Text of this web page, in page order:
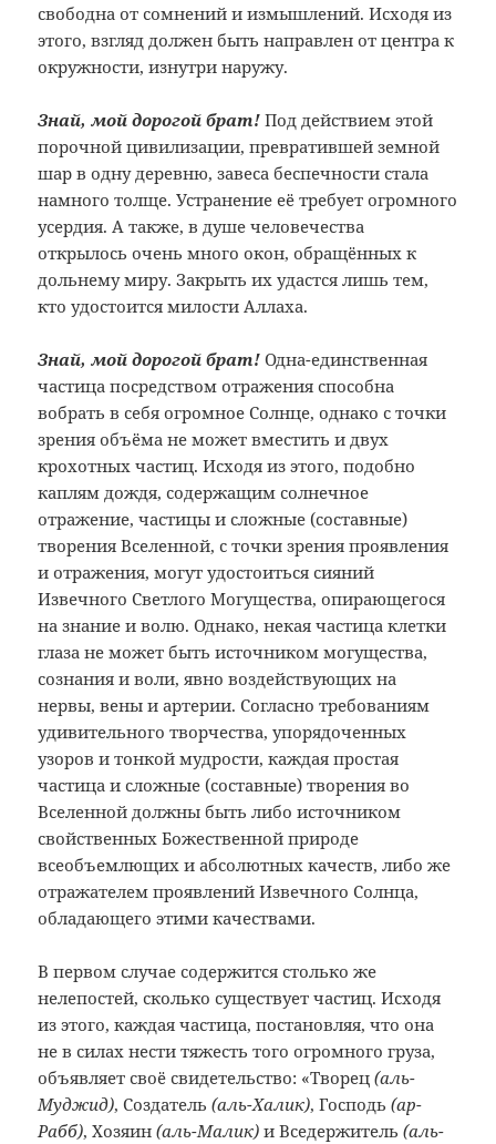
свободна от сомнений и измышлений. Исходя из
этого, взгляд должен быть направлен от центра к
окружности, изнутри наружу.
Знай, мой дорогой брат! Под действием этой
порочной цивилизации, превратившей земной
шар в одну деревню, завеса беспечности стала
намного толще. Устранение её требует огромного
усердия. А также, в душе человечества
открылось очень много окон, обращённых к
дольнему миру. Закрыть их удастся лишь тем,
кто удостоится милости Аллаха.
Знай, мой дорогой брат! Одна-единственная
частица посредством отражения способна
вобрать в себя огромное Солнце, однако с точки
зрения объёма не может вместить и двух
крохотных частиц. Исходя из этого, подобно
каплям дождя, содержащим солнечное
отражение, частицы и сложные (составные)
творения Вселенной, с точки зрения проявления
и отражения, могут удостоиться сияний
Извечного Светлого Могущества, опирающегося
на знание и волю. Однако, некая частица клетки
глаза не может быть источником могущества,
сознания и воли, явно воздействующих на
нервы, вены и артерии. Согласно требованиям
удивительного творчества, упорядоченных
узоров и тонкой мудрости, каждая простая
частица и сложные (составные) творения во
Вселенной должны быть либо источником
свойственных Божественной природе
всеобъемлющих и абсолютных качеств, либо же
отражателем проявлений Извечного Солнца,
обладающего этими качествами.
В первом случае содержится столько же
нелепостей, сколько существует частиц. Исходя
из этого, каждая частица, постановляя, что она
не в силах нести тяжесть того огромного груза,
объявляет своё свидетельство: «Творец(аль-
Муджид), Создатель(аль-Халик), Господь(ар-
Рабб), Хозяин(аль-Малик) и Вседержитель(аль-